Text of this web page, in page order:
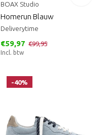
BOAX Studio
Homerun Blauw
Deliverytime
€59,97 €99,95
Incl. btw
-40%